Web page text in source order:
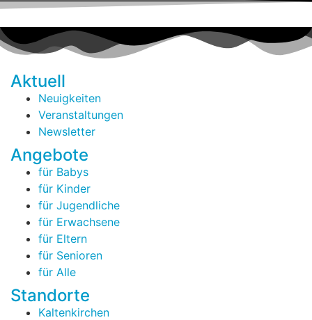
Aktuell
Neuigkeiten
Veranstaltungen
Newsletter
Angebote
für Babys
für Kinder
für Jugendliche
für Erwachsene
für Eltern
für Senioren
für Alle
Standorte
Kaltenkirchen